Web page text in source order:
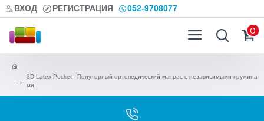
ВХОД РЕГИСТРАЦИЯ 052-9708077
0
3D Latex Pocket - Полуторный ортопедический матрас с независимыми пружина
ми